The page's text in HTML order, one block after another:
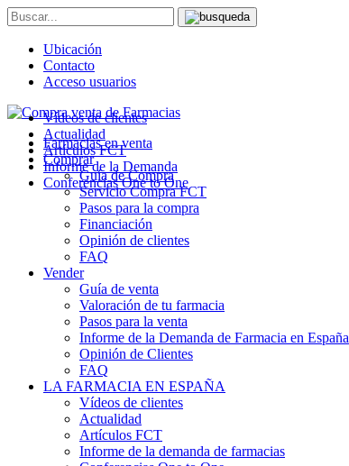
Ubicación
Contacto
Acceso usuarios
Farmacias en venta
Comprar
Guía de Compra
Servicio Compra FCT
Pasos para la compra
Financiación
Opinión de clientes
FAQ
Vender
Guía de venta
Valoración de tu farmacia
Pasos para la venta
Informe de la Demanda de Farmacia en España
Opinión de Clientes
FAQ
LA FARMACIA EN ESPAÑA
Vídeos de clientes
Actualidad
Artículos FCT
Informe de la demanda de farmacias
Vídeos de clientes
Actualidad
Artículos FCT
Informe de la Demanda
Conferencias One to One